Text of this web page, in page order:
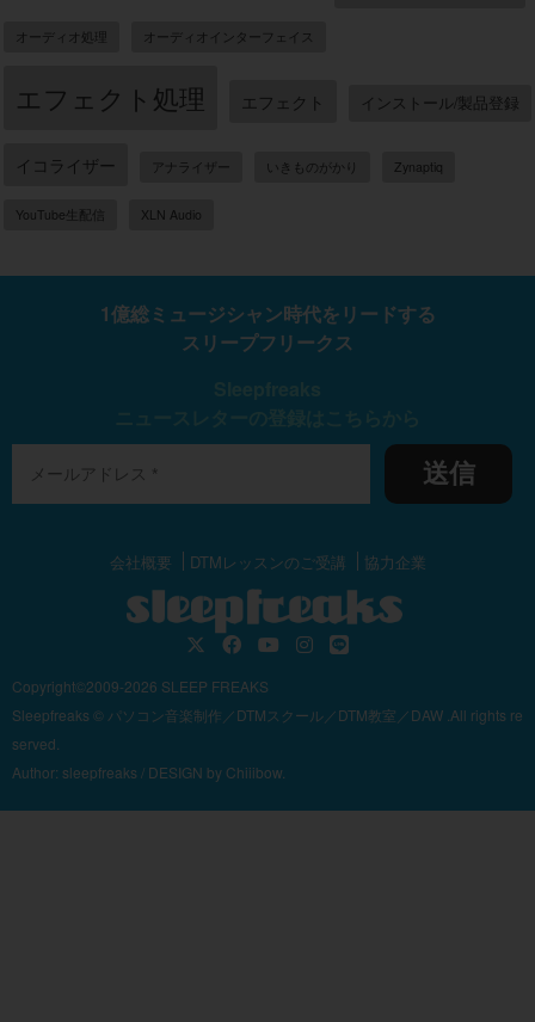
オーディオ処理 オーディオインターフェイス
エフェクト処理 エフェクト インストール/製品登録
イコライザー アナライザー いきものがかり Zynaptiq
YouTube生配信 XLN Audio
1億総ミュージシャン時代をリードする
スリープフリークス
送信
会社概要 DTMレッスンのご受講 協力企業
Copyright©2009-2026 SLEEP FREAKS
Sleepfreaks © パソコン音楽制作／DTMスクール／DTM教室／DAW .All rights re
served.
Author: sleepfreaks / DESIGN by Chiiibow.